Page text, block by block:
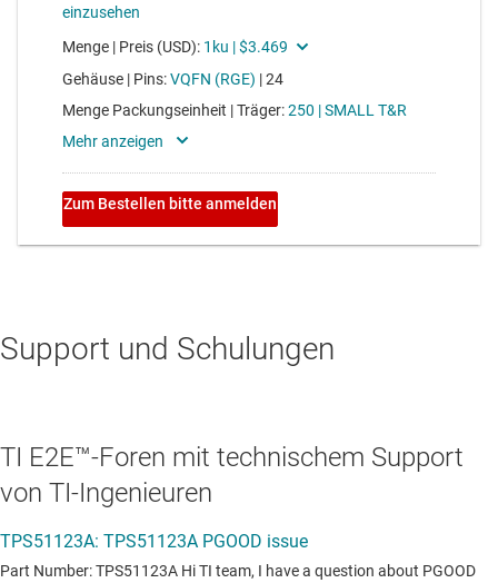
Support und Schulungen
TI E2E™-Foren mit technischem Support
von TI-Ingenieuren